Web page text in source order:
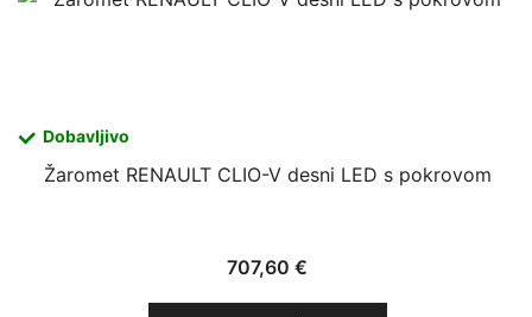
Dobavljivo
Žaromet RENAULT CLIO-V desni LED s pokrovom
707,60 €